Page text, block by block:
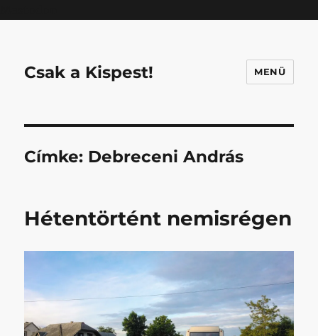
Csak a Kispest! MENÜ
Címke: Debreceni András
Hétentörtént nemisrégen